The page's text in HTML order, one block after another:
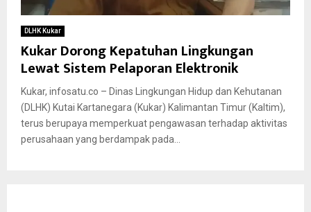
DLHK Kukar
Kukar Dorong Kepatuhan Lingkungan
Lewat Sistem Pelaporan Elektronik
Kukar, infosatu.co – Dinas Lingkungan Hidup dan Kehutanan
(DLHK) Kutai Kartanegara (Kukar) Kalimantan Timur (Kaltim),
terus berupaya memperkuat pengawasan terhadap aktivitas
perusahaan yang berdampak pada...